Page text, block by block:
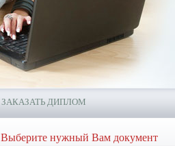
ЗАКАЗАТЬ ДИПЛОМ
Выберите нужный Вам документ